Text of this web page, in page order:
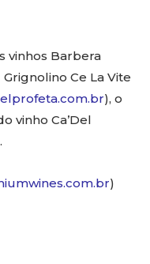
vinhos Barbera
Grignolino Ce La Vite
), o
vinho Ca’Del
)